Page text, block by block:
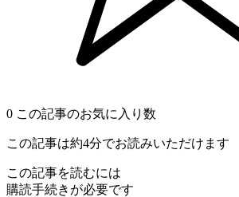
0 この記事のお気に入り数
この記事は約4分でお読みいただけます
この記事を読むには
購読手続きが必要です